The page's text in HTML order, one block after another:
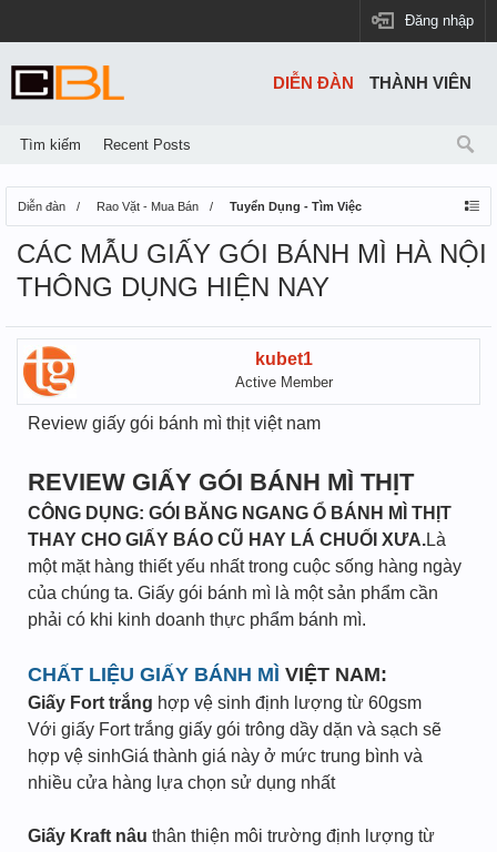
Đăng nhập
Diễn đàn Rao Vặt - Mua Bán Tuyển Dụng - Tìm Việc
CÁC MẪU GIẤY GÓI BÁNH MÌ HÀ NỘI
THÔNG DỤNG HIỆN NAY
kubet1
Active Member
Review giấy gói bánh mì thịt việt nam
REVIEW GIẤY GÓI BÁNH MÌ THỊT
CÔNG DỤNG: GÓI BĂNG NGANG Ổ BÁNH MÌ THỊT
THAY CHO GIẤY BÁO CŨ HAY LÁ CHUỐI XƯA.Là
một mặt hàng thiết yếu nhất trong cuộc sống hàng ngày
của chúng ta. Giấy gói bánh mì là một sản phẩm cần
phải có khi kinh doanh thực phẩm bánh mì.
CHẤT LIỆU GIẤY BÁNH MÌ VIỆT NAM:
Giấy Fort trắng hợp vệ sinh định lượng từ 60gsm
Với giấy Fort trắng giấy gói trông dầy dặn và sạch sẽ
hợp vệ sinhGiá thành giá này ở mức trung bình và
nhiều cửa hàng lựa chọn sử dụng nhất
Giấy Kraft nâu thân thiện môi trường định lượng từ
DIỄN ĐÀN
Tìm kiếm Recent Posts
THÀNH VIÊN